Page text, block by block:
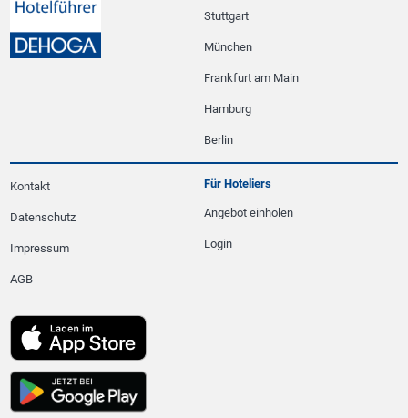
Stuttgart
München
Frankfurt am Main
Hamburg
Berlin
Kontakt
Datenschutz
Impressum
AGB
Für Hoteliers
Angebot einholen
Login